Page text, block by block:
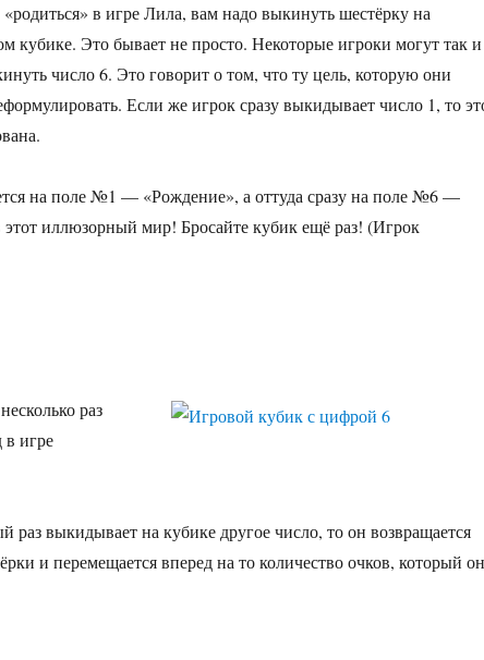
в игре Лила, вам надо выкинуть шестёрку на
кубике. Это бывает не просто. Некоторые игроки могут так и
число 6. Это говорит о том, что ту цель, которую они
Если же игрок сразу выкидывает число 1, то
на поле №1 — «Рождение», а оттуда сразу на поле №6 —
иллюзорный мир! Бросайте кубик ещё раз! (Игрок
раз
в игре
раз выкидывает на кубике другое число, то он возвращается
и перемещается вперед на то количество очков, который